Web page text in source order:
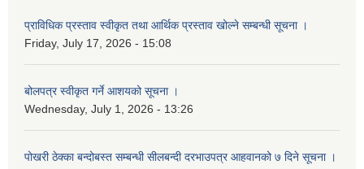
प्राविधिक प्रस्ताव स्वीकृत तथा आर्थिक प्रस्ताव खोल्ने सम्बन्धी सूचना ।
Friday, July 17, 2026 - 15:08
बोलपत्र स्वीकृत गर्ने आशयको सूचना ।
Wednesday, July 1, 2026 - 13:26
पोखरी ठेक्का बन्दोबस्त सम्बन्धी सीलबन्दी दरभाउपत्र आहवानको ७ दिने सूचना ।